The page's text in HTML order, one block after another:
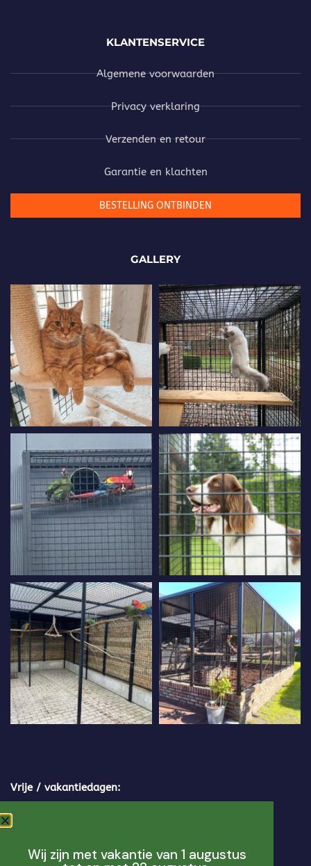
KLANTENSERVICE
Algemene voorwaarden
Privacy verklaring
Verzenden en retour
Garantie en klachten
BESTELLING ONTBINDEN
GALLERY
Vrije / vakantiedagen:
6-4 Tweede Paasdag
Wij zijn met vakantie van 1 augustus